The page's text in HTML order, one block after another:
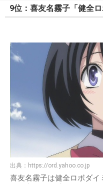
9位：喜友名霧子「健全ロ
出典： https://ord.yahoo.co.jp
喜友名霧子は健全ロボダ